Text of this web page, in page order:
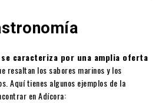
se caracteriza por una amplia oferta
resaltan los sabores marinos y los
Aquí tienes algunos ejemplos de la
en Adícora: